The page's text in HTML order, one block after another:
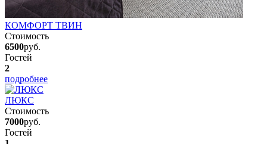
КОМФОРТ ТВИН
Стоимость
6500руб.
Гостей
2
подробнее
ЛЮКС
Стоимость
7000руб.
Гостей